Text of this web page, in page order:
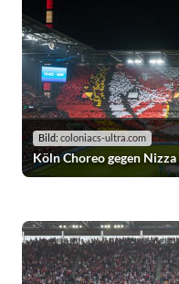
Bild: coloniacs-ultra.com
Köln Choreo gegen Nizza